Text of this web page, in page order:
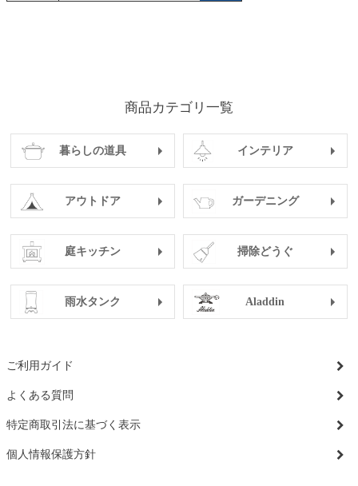
商品カテゴリ一覧
暮らしの道具 インテリア
アウトドア ガーデニング
庭キッチン 掃除どうぐ
雨水タンク Aladdin
ご利用ガイド
よくある質問
特定商取引法に基づく表示
個人情報保護方針